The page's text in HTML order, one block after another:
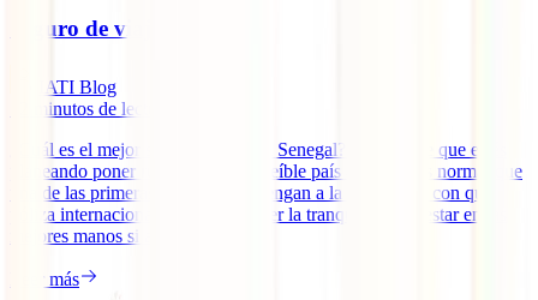
Seguro de viaje a Senegal
IATI Blog
minutos de lectura
¿Cuál es el mejor seguro de viaje a Senegal? En caso de que estés
planeando poner rumbo a este increíble país africano, es normal que
una de las primeras cosas que te vengan a la cabeza sea con qué
póliza internacional viajar para tener la tranquilidad de estar en las
mejores manos si algo te [...]
Leer más